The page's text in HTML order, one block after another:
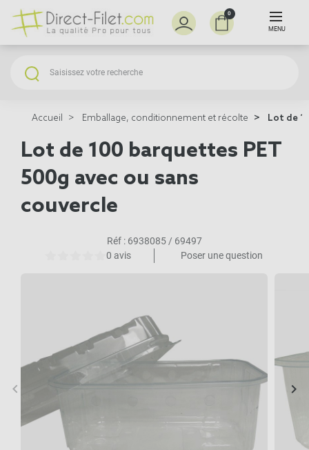
0
MENU
Accueil Emballage, conditionnement et récolte Lot de
Lot de 100 barquettes PET
500g avec ou sans
couvercle
Réf : 6938085 / 69497
0 avis
Poser une question
Précédent
keyboard_arrow_left keyboard_arrow_right